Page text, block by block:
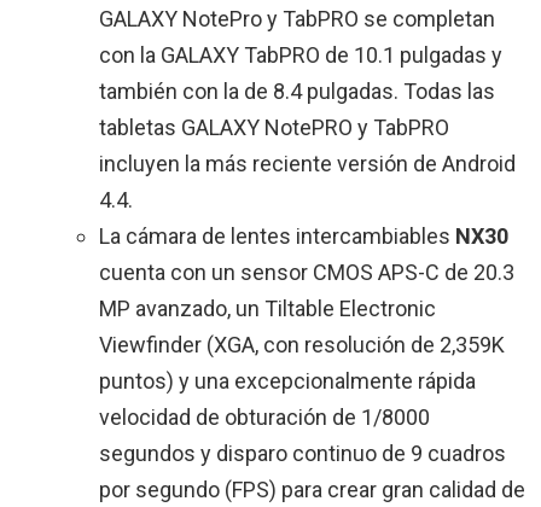
GALAXY NotePro y TabPRO se completan
con la GALAXY TabPRO de 10.1 pulgadas y
también con la de 8.4 pulgadas. Todas las
tabletas GALAXY NotePRO y TabPRO
incluyen la más reciente versión de Android
4.4.
La cámara de lentes intercambiables NX30
cuenta con un sensor CMOS APS-C de 20.3
MP avanzado, un Tiltable Electronic
Viewfinder (XGA, con resolución de 2,359K
puntos) y una excepcionalmente rápida
velocidad de obturación de 1/8000
segundos y disparo continuo de 9 cuadros
por segundo (FPS) para crear gran calidad de